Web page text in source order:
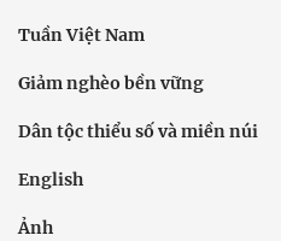
Tuần Việt Nam
Giảm nghèo bền vững
Dân tộc thiểu số và miền núi
English
Ảnh